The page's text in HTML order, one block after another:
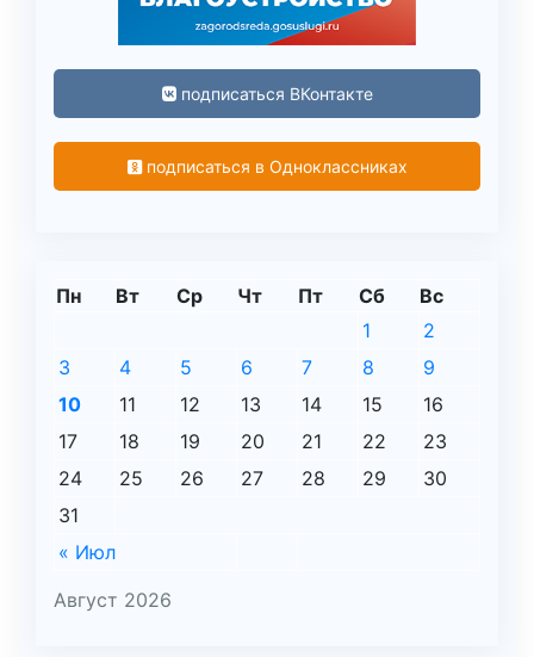
подписаться ВКонтакте
подписаться в Одноклассниках
Август 2026
Пн Вт Ср Чт Пт Сб Вс
« Июл
1
2
3
4 5 6 7 8
9
10
11 12 13 14 15
16
17
18 19 20 21 22
23
24
25 26 27 28 29
30
31